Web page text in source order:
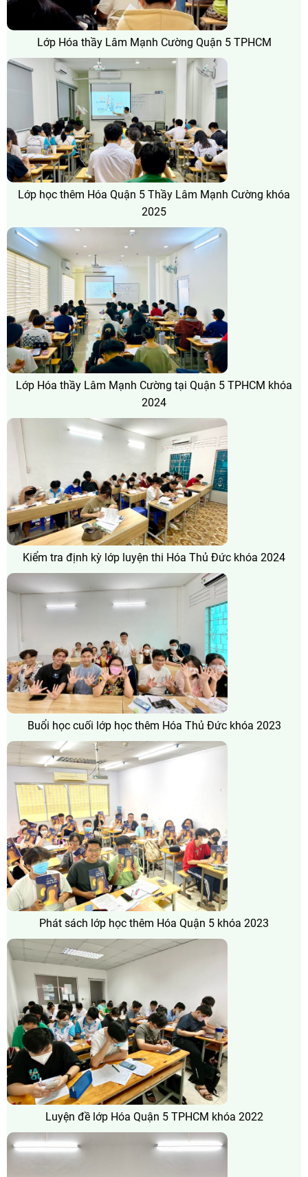
Lớp Hóa thầy Lâm Mạnh Cường Quận 5 TPHCM
Lớp học thêm Hóa Quận 5 Thầy Lâm Mạnh Cường khóa
2025
Lớp Hóa thầy Lâm Mạnh Cường tại Quận 5 TPHCM khóa
2024
Kiểm tra định kỳ lớp luyện thi Hóa Thủ Đức khóa 2024
Buổi học cuối lớp học thêm Hóa Thủ Đức khóa 2023
Phát sách lớp học thêm Hóa Quận 5 khóa 2023
Luyện đề lớp Hóa Quận 5 TPHCM khóa 2022